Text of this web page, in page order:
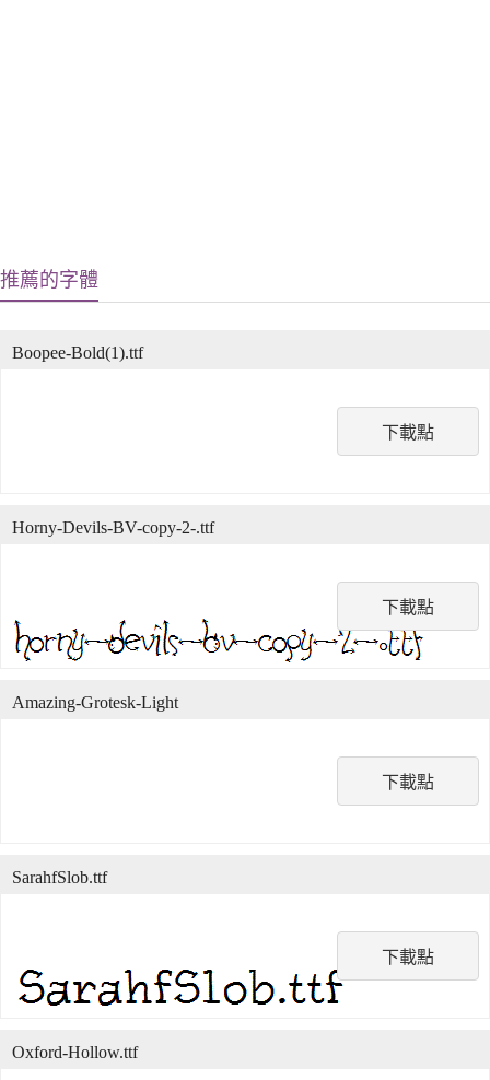
推薦的字體
下載點
Boopee-Bold(1).ttf
下載點
Horny-Devils-BV-copy-2-.ttf
下載點
Amazing-Grotesk-Light
下載點
SarahfSlob.ttf
Oxford-Hollow.ttf